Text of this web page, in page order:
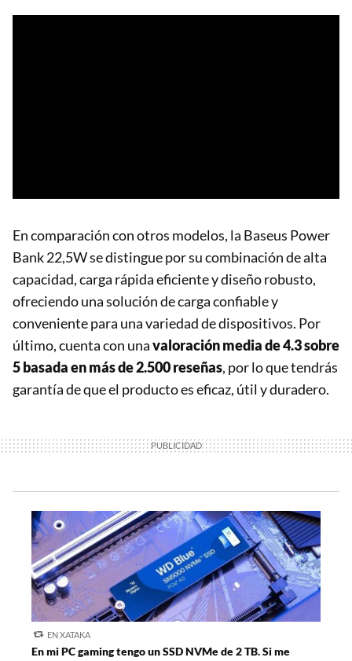
En comparación con otros modelos, la Baseus Power
Bank 22,5W se distingue por su combinación de alta
capacidad, carga rápida eficiente y diseño robusto,
ofreciendo una solución de carga confiable y
conveniente para una variedad de dispositivos. Por
último, cuenta con unavaloración media de 4.3 sobre
5 basada en más de 2.500 reseñas, por lo que tendrás
garantía de que el producto es eficaz, útil y duradero.
EN XATAKA
En mi PC gaming tengo un SSD NVMe de 2 TB. Si me